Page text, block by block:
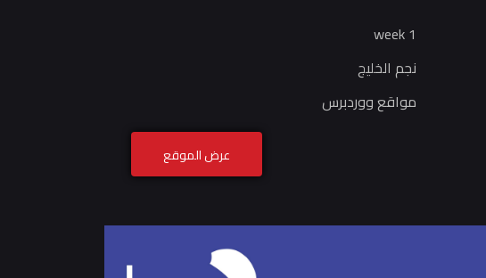
1 week
نجم الخليج
مواقع ووردبرس
عرض الموقع